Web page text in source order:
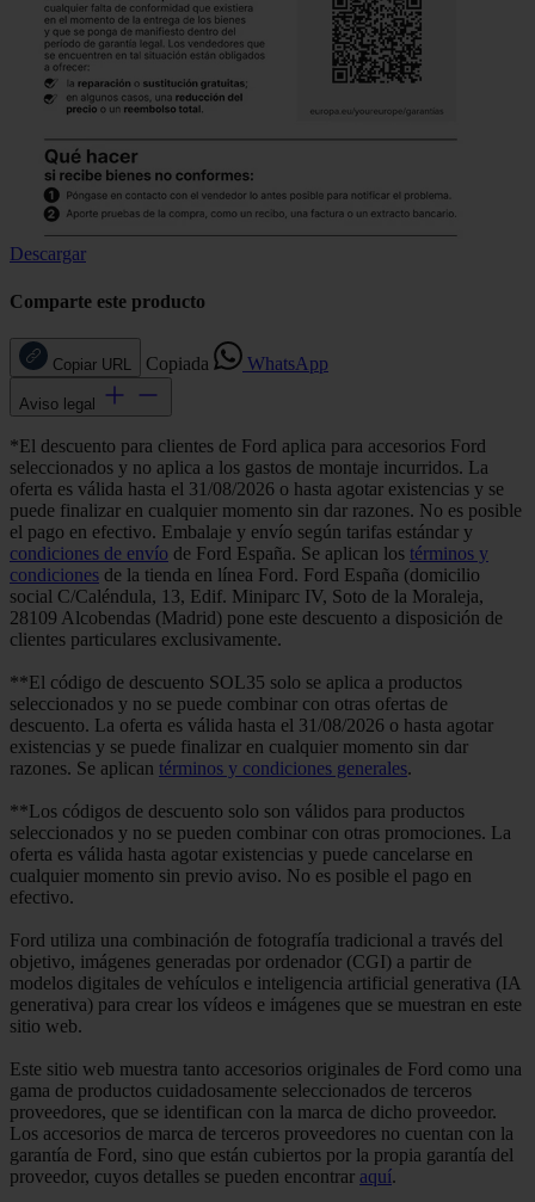
Descargar
Comparte este producto
Copiar URL Copiada WhatsApp
Aviso legal
*El descuento para clientes de Ford aplica para accesorios Ford
seleccionados y no aplica a los gastos de montaje incurridos. La
oferta es válida hasta el 31/08/2026 o hasta agotar existencias y se
puede finalizar en cualquier momento sin dar razones. No es posible
el pago en efectivo. Embalaje y envío según tarifas estándar y
condiciones de envío de Ford España. Se aplican los términos y
condiciones de la tienda en línea Ford. Ford España (domicilio
social C/Caléndula, 13, Edif. Miniparc IV, Soto de la Moraleja,
28109 Alcobendas (Madrid) pone este descuento a disposición de
clientes particulares exclusivamente.
**El código de descuento SOL35 solo se aplica a productos
seleccionados y no se puede combinar con otras ofertas de
descuento. La oferta es válida hasta el 31/08/2026 o hasta agotar
existencias y se puede finalizar en cualquier momento sin dar
razones. Se aplican términos y condiciones generales.
**Los códigos de descuento solo son válidos para productos
seleccionados y no se pueden combinar con otras promociones. La
oferta es válida hasta agotar existencias y puede cancelarse en
cualquier momento sin previo aviso. No es posible el pago en
efectivo.
Ford utiliza una combinación de fotografía tradicional a través del
objetivo, imágenes generadas por ordenador (CGI) a partir de
modelos digitales de vehículos e inteligencia artificial generativa (IA
generativa) para crear los vídeos e imágenes que se muestran en este
sitio web.
Este sitio web muestra tanto accesorios originales de Ford como una
gama de productos cuidadosamente seleccionados de terceros
proveedores, que se identifican con la marca de dicho proveedor.
Los accesorios de marca de terceros proveedores no cuentan con la
garantía de Ford, sino que están cubiertos por la propia garantía del
proveedor, cuyos detalles se pueden encontrar aquí.